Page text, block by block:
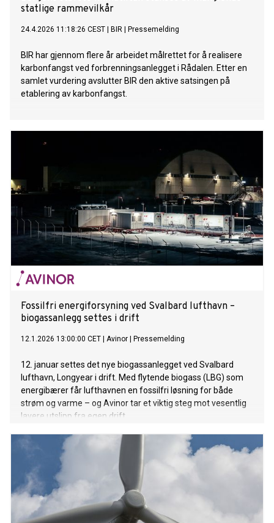
statlige rammevilkår
24.4.2026 11:18:26 CEST BIR Pressemelding
BIR har gjennom flere år arbeidet målrettet for å realisere
karbonfangst ved forbrenningsanlegget i Rådalen. Etter en
samlet vurdering avslutter BIR den aktive satsingen på
etablering av karbonfangst.
Fossilfri energiforsyning ved Svalbard lufthavn –
biogassanlegg settes i drift
12.1.2026 13:00:00 CET Avinor Pressemelding
12. januar settes det nye biogassanlegget ved Svalbard
lufthavn, Longyear i drift. Med flytende biogass (LBG) som
energibærer får lufthavnen en fossilfri løsning for både
strøm og varme – og Avinor tar et viktig steg mot vesentlig
lavere utslipp fra egen drift.